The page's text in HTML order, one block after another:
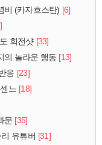
비 (카자흐스탄) [6]
회전샷 [33]
의 놀라운 행동 [13]
응 [23]
느 [18]
문 [35]
유튜버 [31]